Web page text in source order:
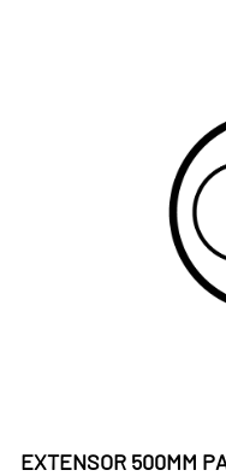
EXTENSOR 500MM